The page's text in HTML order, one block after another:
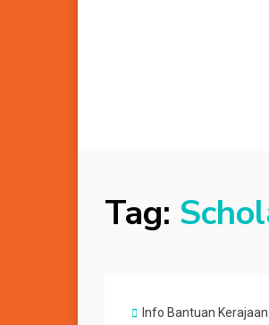
Tag:
Info Bantuan Kerajaan